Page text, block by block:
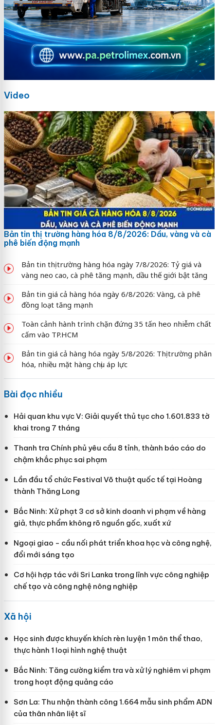
Video
Bản tin thị trường hàng hóa 8/8/2026: Dầu, vàng và cà
phê biến động mạnh
Bản tin thị trường hàng hóa ngày 7/8/2026: Tỷ giá và
vàng neo cao, cà phê tăng mạnh, dầu thế giới bật tăng
Bản tin giá cả hàng hóa ngày 6/8/2026: Vàng, cà phê
đồng loạt tăng mạnh
Toàn cảnh hành trình chặn đứng 35 tấn heo nhiễm chất
cấm vào TP.HCM
Bản tin giá cả hàng hóa ngày 5/8/2026: Thị trường phân
hóa, nhiều mặt hàng chịu áp lực
Bài đọc nhiều
Hải quan khu vực V: Giải quyết thủ tục cho 1.601.833 tờ
khai trong 7 tháng
Thanh tra Chính phủ yêu cầu 8 tỉnh, thành báo cáo do
chậm khắc phục sai phạm
Lần đầu tổ chức Festival Võ thuật quốc tế tại Hoàng
thành Thăng Long
Bắc Ninh: Xử phạt 3 cơ sở kinh doanh vi phạm về hàng
giả, thực phẩm không rõ nguồn gốc, xuất xứ
Ngoại giao - cầu nối phát triển khoa học và công nghệ,
đổi mới sáng tạo
Cơ hội hợp tác với Sri Lanka trong lĩnh vực công nghiệp
chế tạo và công nghệ nông nghiệp
Xã hội
Học sinh được khuyến khích rèn luyện 1 môn thể thao,
thực hành 1 loại hình nghệ thuật
Bắc Ninh: Tăng cường kiểm tra và xử lý nghiêm vi phạm
trong hoạt động quảng cáo
Sơn La: Thu nhận thành công 1.664 mẫu sinh phẩm ADN
của thân nhân liệt sĩ